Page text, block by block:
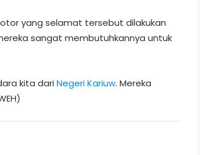
yang selamat tersebut dilakukan
sangat membutuhkannya untuk
kita dariNegeri Kariuw. Mereka